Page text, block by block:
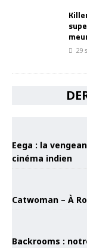
29
Eega : la
cinéma indien
Catwoman – À
Backrooms :